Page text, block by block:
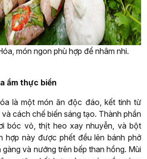
món ngon phù hợp để nhâm nhi.
ẩm thực biển
là một món ăn độc đáo, kết tinh từ
cách chế biến sáng tạo. Thành phần
bóc vỏ, thịt heo xay nhuyễn, và bột
hợp này được phết đều lên bánh phở
và nướng trên bếp than hồng. Mùi